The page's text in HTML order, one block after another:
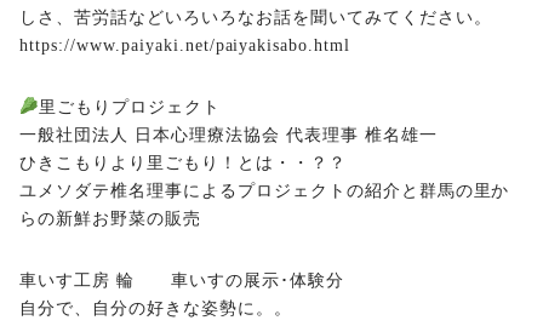
しさ、苦労話などいろいろなお話を聞いてみてください。
https://www.paiyaki.net/paiyakisabo.html
里ごもりプロジェクト
一般社団法人 日本心理療法協会 代表理事 椎名雄一
ひきこもりより里ごもり！とは・・？？
ユメソダテ椎名理事によるプロジェクトの紹介と群馬の里か
らの新鮮お野菜の販売
車いす工房 輪 車いすの展示･体験分
自分で、自分の好きな姿勢に。。